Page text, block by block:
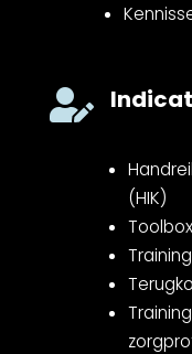

(HIK)
Training